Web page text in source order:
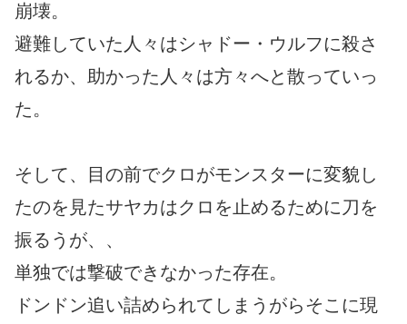
崩壊。
避難していた人々はシャドー・ウルフに殺さ
れるか、助かった人々は方々へと散っていっ
た。
そして、目の前でクロがモンスターに変貌し
たのを見たサヤカはクロを止めるために刀を
振るうが、、
単独では撃破できなかった存在。
ドンドン追い詰められてしまうがらそこに現